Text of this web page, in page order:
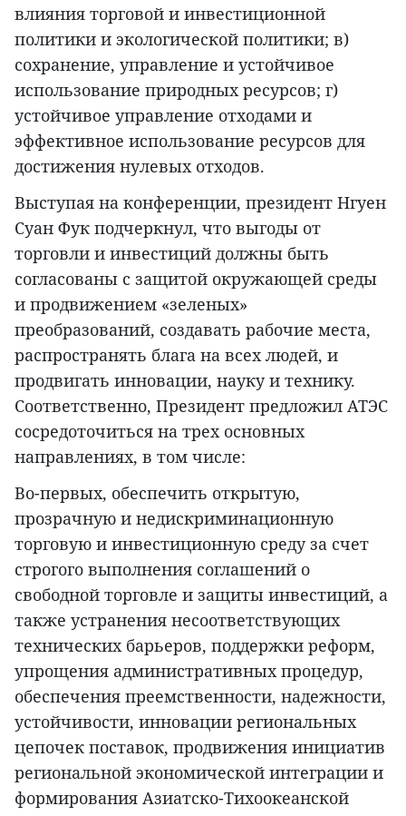
влияния торговой и инвестиционной
политики и экологической политики; в)
сохранение, управление и устойчивое
использование природных ресурсов; г)
устойчивое управление отходами и
эффективное использование ресурсов для
достижения нулевых отходов.
Выступая на конференции, президент Нгуен
Суан Фук подчеркнул, что выгоды от
торговли и инвестиций должны быть
согласованы с защитой окружающей среды
и продвижением «зеленых»
преобразований, создавать рабочие места,
распространять блага на всех людей, и
продвигать инновации, науку и технику.
Соответственно, Президент предложил АТЭС
сосредоточиться на трех основных
направлениях, в том числе:
Во-первых, обеспечить открытую,
прозрачную и недискриминационную
торговую и инвестиционную среду за счет
строгого выполнения соглашений о
свободной торговле и защиты инвестиций, а
также устранения несоответствующих
технических барьеров, поддержки реформ,
упрощения административных процедур,
обеспечения преемственности, надежности,
устойчивости, инновации региональных
цепочек поставок, продвижения инициатив
региональной экономической интеграции и
формирования Азиатско-Тихоокеанской